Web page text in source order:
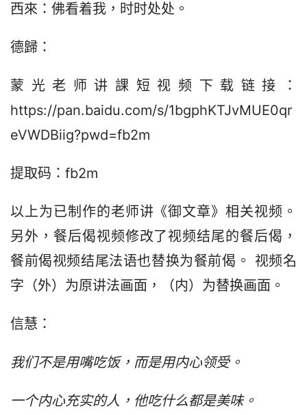
西來：佛看着我，时时处处。
德歸：
蒙光老师讲課短视频下载链接：
https://pan.baidu.com/s/1bgphKTJvMUE0qr
eVWDBiig?pwd=fb2m
提取码：fb2m
以上为已制作的老师讲《御文章》相关视频。
另外，餐后偈视频修改了视频结尾的餐后偈，
餐前偈视频结尾法语也替换为餐前偈。 视频名
字（外）为原讲法画面，（内）为替换画面。
信慧：
我们不是用嘴吃饭，而是用内心领受。
一个内心充实的人，他吃什么都是美味。